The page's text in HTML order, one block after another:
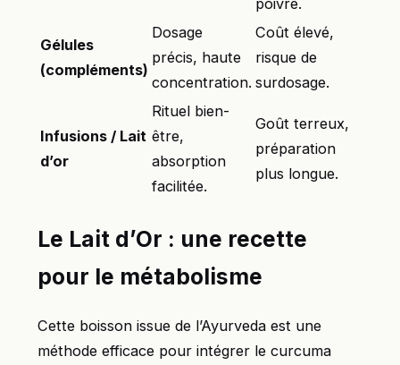
poivre.
Gélules
(compléments)
Dosage
précis, haute
concentration.
Coût élevé,
risque de
surdosage.
Infusions / Lait
d’or
Rituel bien-
être,
absorption
facilitée.
Goût terreux,
préparation
plus longue.
Le Lait d’Or : une recette
pour le métabolisme
Cette boisson issue de l’Ayurveda est une
méthode efficace pour intégrer le curcuma